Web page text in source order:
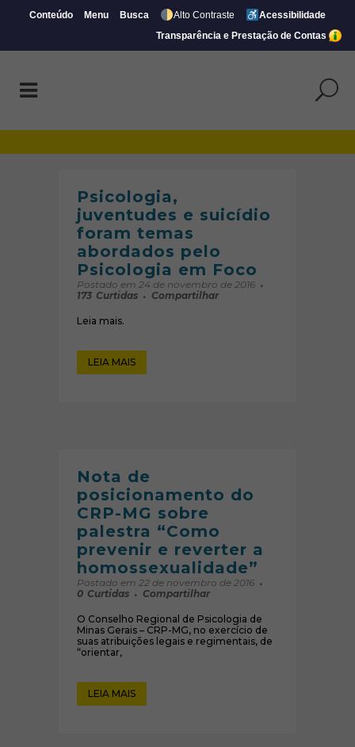
Conteúdo Menu Busca Alto Contraste
Acessibilidade
Transparência e Prestação de Contas
Psicologia,
juventudes e suicídio
foram temas
abordados pelo
Psicologia em Foco
Postado em 24 de novembro de 2016
173 Curtidas Compartilhar
Leia mais.
LEIA MAIS
Nota de
posicionamento do
CRP-MG sobre
palestra “Como
prevenir e reverter a
homossexualidade”
Postado em 22 de novembro de 2016
0 Curtidas Compartilhar
O Conselho Regional de Psicologia de
Minas Gerais – CRP-MG, no exercício de
suas atribuições legais e regimentais, de
“orientar,
LEIA MAIS